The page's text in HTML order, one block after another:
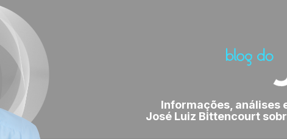
Informações, análises
José Luiz Bittencourt